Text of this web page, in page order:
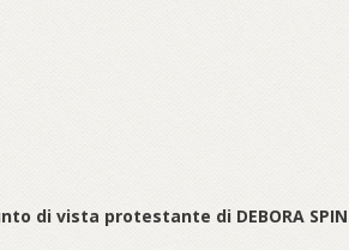
di vista protestante di DEBORA